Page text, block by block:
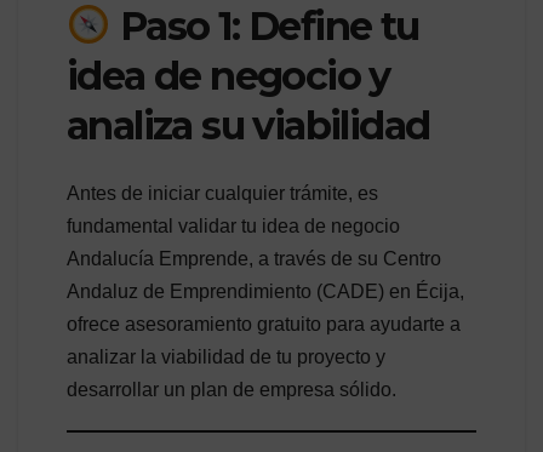
Paso 1: Define tu
idea de negocio y
analiza su viabilidad
Antes de iniciar cualquier trámite, es
fundamental validar tu idea de negocio
Andalucía Emprende, a través de su Centro
Andaluz de Emprendimiento (CADE) en Écija,
ofrece asesoramiento gratuito para ayudarte a
analizar la viabilidad de tu proyecto y
desarrollar un plan de empresa sólido.